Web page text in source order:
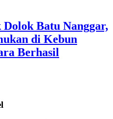
Dolok Batu Nanggar,
di Kebun
Berhasil